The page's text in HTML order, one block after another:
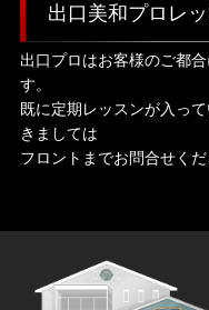
出口美和プロレ
出口プロはお客様のご都
す。
既に定期レッスンが入っ
きましては
フロントまでお問合せくだ